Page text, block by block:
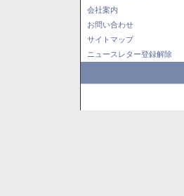
会社案内
お問い合わせ
サイトマップ
ニュースレター登録解除